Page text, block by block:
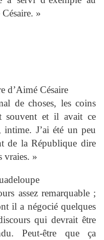
»
d’Aimé Césaire
de choses, les coins
souvent et il avait ce
J’ai été un peu
de la République dire
vraies. »
assez remarquable ;
il a négocié quelques
qui devrait être
Peut-être que ça